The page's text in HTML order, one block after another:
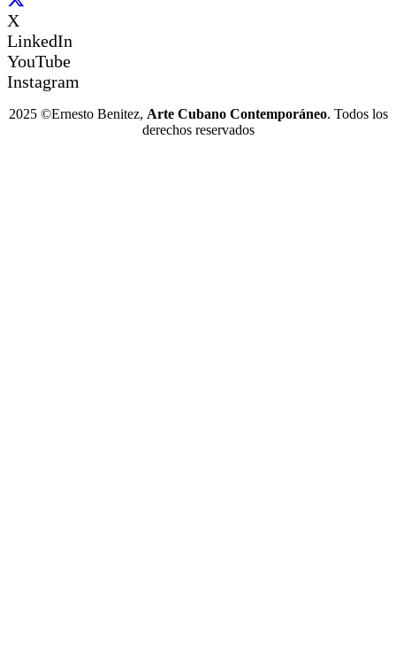
X
LinkedIn
YouTube
Instagram
2025 ©Ernesto Benitez, Arte Cubano Contemporáneo. Todos los
derechos reservados